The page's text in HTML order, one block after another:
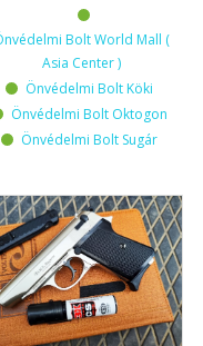
Bolt World Mall (
Asia Center )
Önvédelmi Bolt Köki
Önvédelmi Bolt Oktogon
Önvédelmi Bolt Sugár